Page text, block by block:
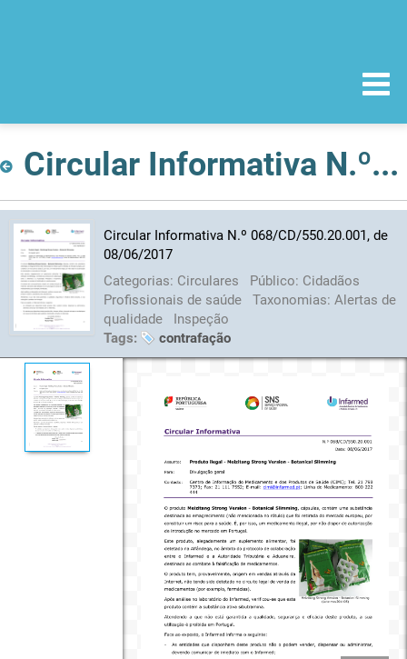
Circular Informativa N.º 068/CD/550.20.001, de 08/06/2017
Circular Informativa N.º 068/CD/550.20.001, de
08/06/2017
Categorias: Circulares Público: Cidadãos
Profissionais de saúde
Taxonomias: Alertas de
qualidade
Inspeção
Tags:
contrafação